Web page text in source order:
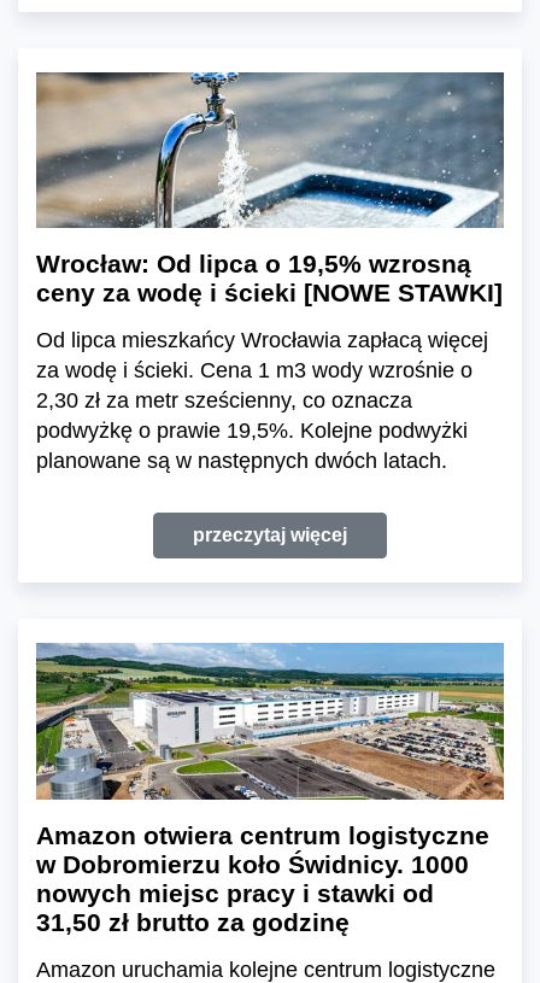
Wrocław: Od lipca o 19,5% wzrosną
ceny za wodę i ścieki [NOWE STAWKI]
Od lipca mieszkańcy Wrocławia zapłacą więcej
za wodę i ścieki. Cena 1 m3 wody wzrośnie o
2,30 zł za metr sześcienny, co oznacza
podwyżkę o prawie 19,5%. Kolejne podwyżki
planowane są w następnych dwóch latach.
przeczytaj więcej
Amazon otwiera centrum logistyczne
w Dobromierzu koło Świdnicy. 1000
nowych miejsc pracy i stawki od
31,50 zł brutto za godzinę
Amazon uruchamia kolejne centrum logistyczne